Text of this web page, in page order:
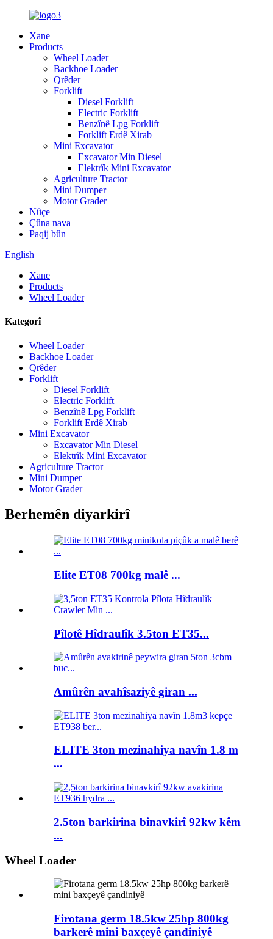
Xane
Products
Wheel Loader
Backhoe Loader
Qrêder
Forklift
Diesel Forklift
Electric Forklift
Benzînê Lpg Forklift
Forklift Erdê Xirab
Mini Excavator
Excavator Min Diesel
Elektrîk Mini Excavator
Agriculture Tractor
Mini Dumper
Motor Grader
Nûçe
Çûna nava
Paqij bûn
English
Xane
Products
Wheel Loader
Kategorî
Wheel Loader
Backhoe Loader
Qrêder
Forklift
Diesel Forklift
Electric Forklift
Benzînê Lpg Forklift
Forklift Erdê Xirab
Mini Excavator
Excavator Min Diesel
Elektrîk Mini Excavator
Agriculture Tractor
Mini Dumper
Motor Grader
Berhemên diyarkirî
Elite ET08 700kg malê ...
Pîlotê Hîdraulîk 3.5ton ET35...
Amûrên avahîsaziyê giran ...
ELITE 3ton mezinahiya navîn 1.8 m
...
2.5ton barkirina binavkirî 92kw kêm
...
Wheel Loader
Firotana germ 18.5kw 25hp 800kg
barkerê mini baxçeyê çandiniyê